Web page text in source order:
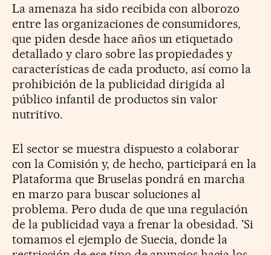
La amenaza ha sido recibida con alborozo
entre las organizaciones de consumidores,
que piden desde hace años un etiquetado
detallado y claro sobre las propiedades y
características de cada producto, así como la
prohibición de la publicidad dirigida al
público infantil de productos sin valor
nutritivo.
El sector se muestra dispuesto a colaborar
con la Comisión y, de hecho, participará en la
Plataforma que Bruselas pondrá en marcha
en marzo para buscar soluciones al
problema. Pero duda de que una regulación
de la publicidad vaya a frenar la obesidad. 'Si
tomamos el ejemplo de Suecia, donde la